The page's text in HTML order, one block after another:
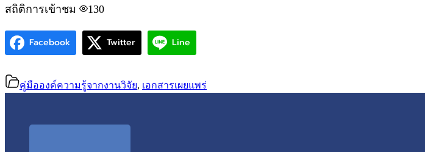
สถิติการเข้าชม
130
Facebook Twitter Line
คู่มือองค์ความรู้จากงานวิจัย, เอกสารเผยแพร่